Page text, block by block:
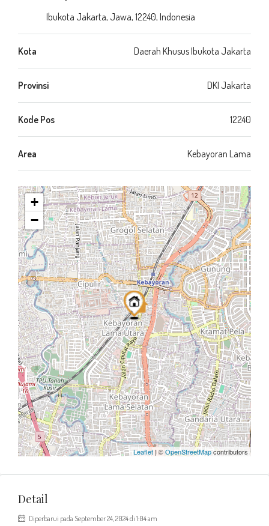
Ibukota Jakarta, Jawa, 12240, Indonesia
Kota Daerah Khusus Ibukota Jakarta
Provinsi DKI Jakarta
Kode Pos 12240
Area Kebayoran Lama
+
−
Leaflet| ©OpenStreetMapcontributors
Detail
Diperbarui pada September 24, 2024 di 1:04 am